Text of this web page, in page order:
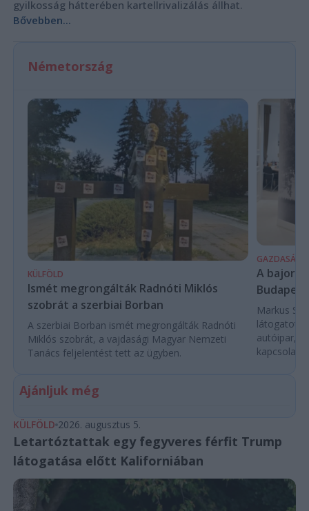
gyilkosság hátterében kartellrivalizálás állhat.
Bővebben...
Németország
KÜLFÖLD
Ismét megrongálták Radnóti Miklós
szobrát a szerbiai Borban
A szerbiai Borban ismét megrongálták Radnóti
Miklós szobrát, a vajdasági Magyar Nemzeti
Tanács feljelentést tett az ügyben.
GAZDASÁG
A bajor
Markus
látogatott
autóipar,
Ajánljuk még
KÜLFÖLD 2026. augusztus 5.
Letartóztattak egy fegyveres férfit Trump
látogatása előtt Kaliforniában